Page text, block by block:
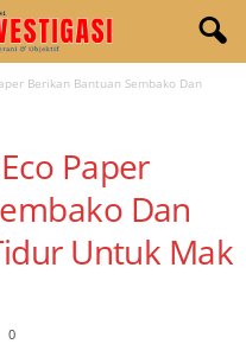
Berikan Bantuan Sembako Dan
Paper
Dan
Untuk Mak
0